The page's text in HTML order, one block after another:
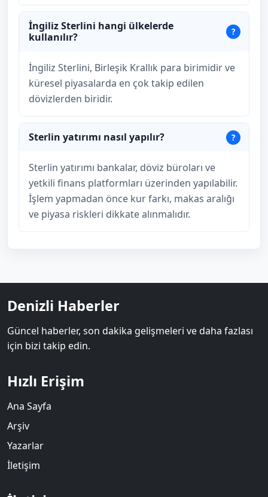
İngiliz Sterlini hangi ülkelerde
kullanılır?
İngiliz Sterlini, Birleşik Krallık para birimidir ve
küresel piyasalarda en çok takip edilen
dövizlerden biridir.
Sterlin yatırımı nasıl yapılır?
Sterlin yatırımı bankalar, döviz büroları ve
yetkili finans platformları üzerinden yapılabilir.
İşlem yapmadan önce kur farkı, makas aralığı
ve piyasa riskleri dikkate alınmalıdır.
Denizli Haberler
Güncel haberler, son dakika gelişmeleri ve daha fazlası
için bizi takip edin.
Hızlı Erişim
Ana Sayfa
Arşiv
Yazarlar
İletişim